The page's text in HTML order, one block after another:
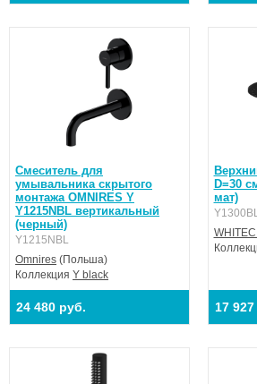
Смеситель для
умывальника скрытого
монтажа OMNIRES Y
Y1215NBL вертикальный
(черный)
Y1215NBL
Omnires (Польша)
Коллекция Y black
24 480 руб.
D=30
мат)
17